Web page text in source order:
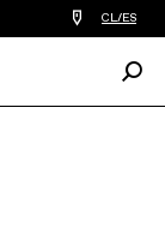
Encontrar
tiedas
bicicletas
de
CL/ES